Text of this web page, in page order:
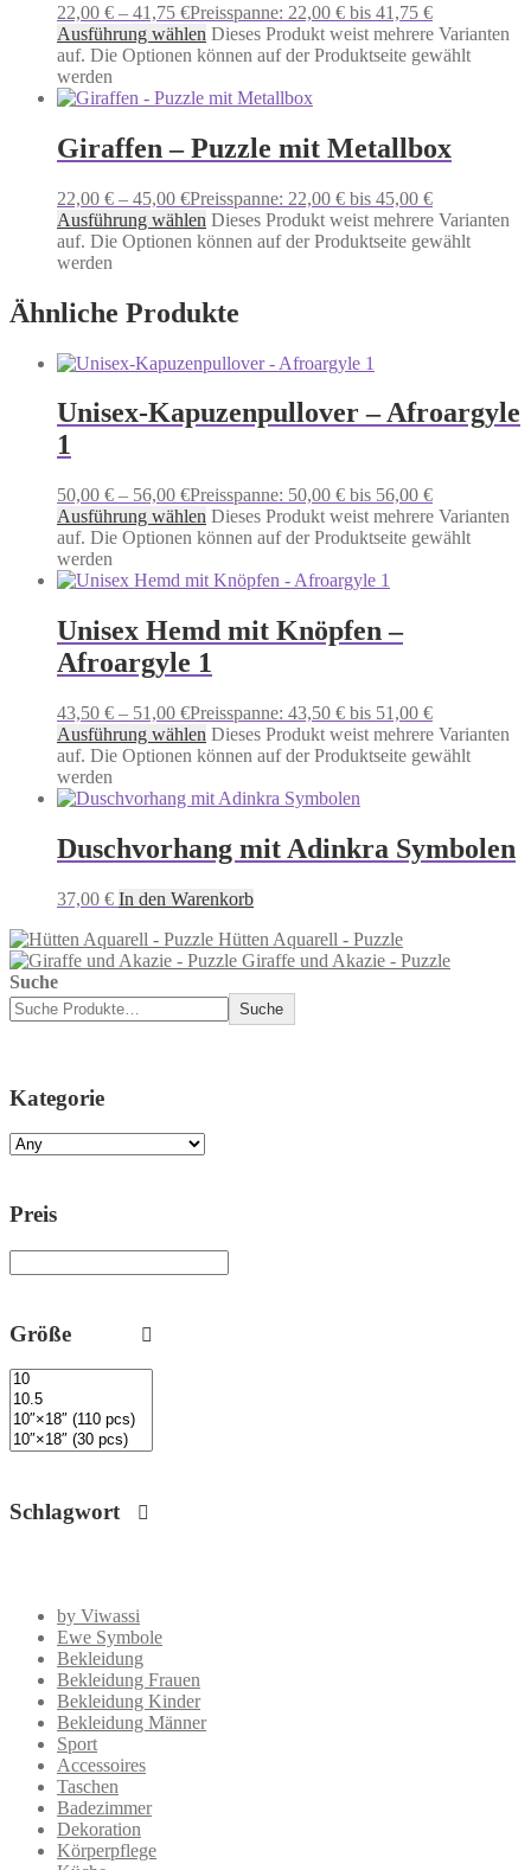
22,00 € – 41,75 €Preisspanne: 22,00 € bis 41,75 €
Ausführung wählen Dieses Produkt weist mehrere Varianten
auf. Die Optionen können auf der Produktseite gewählt
werden
Giraffen – Puzzle mit Metallbox
22,00 € – 45,00 €Preisspanne: 22,00 € bis 45,00 €
Ausführung wählen Dieses Produkt weist mehrere Varianten
auf. Die Optionen können auf der Produktseite gewählt
werden
Ähnliche Produkte
Unisex-Kapuzenpullover – Afroargyle
1
50,00 € – 56,00 €Preisspanne: 50,00 € bis 56,00 €
Ausführung wählen Dieses Produkt weist mehrere Varianten
auf. Die Optionen können auf der Produktseite gewählt
werden
Unisex Hemd mit Knöpfen –
Afroargyle 1
43,50 € – 51,00 €Preisspanne: 43,50 € bis 51,00 €
Ausführung wählen Dieses Produkt weist mehrere Varianten
auf. Die Optionen können auf der Produktseite gewählt
werden
Duschvorhang mit Adinkra Symbolen
37,00 € In den Warenkorb
Hütten Aquarell - Puzzle
Giraffe und Akazie - Puzzle
Suche
Suche
Kategorie
Preis
Größe
Schlagwort
by Viwassi
Ewe Symbole
Bekleidung
Bekleidung Frauen
Bekleidung Kinder
Bekleidung Männer
Sport
Accessoires
Taschen
Badezimmer
Dekoration
Körperpflege